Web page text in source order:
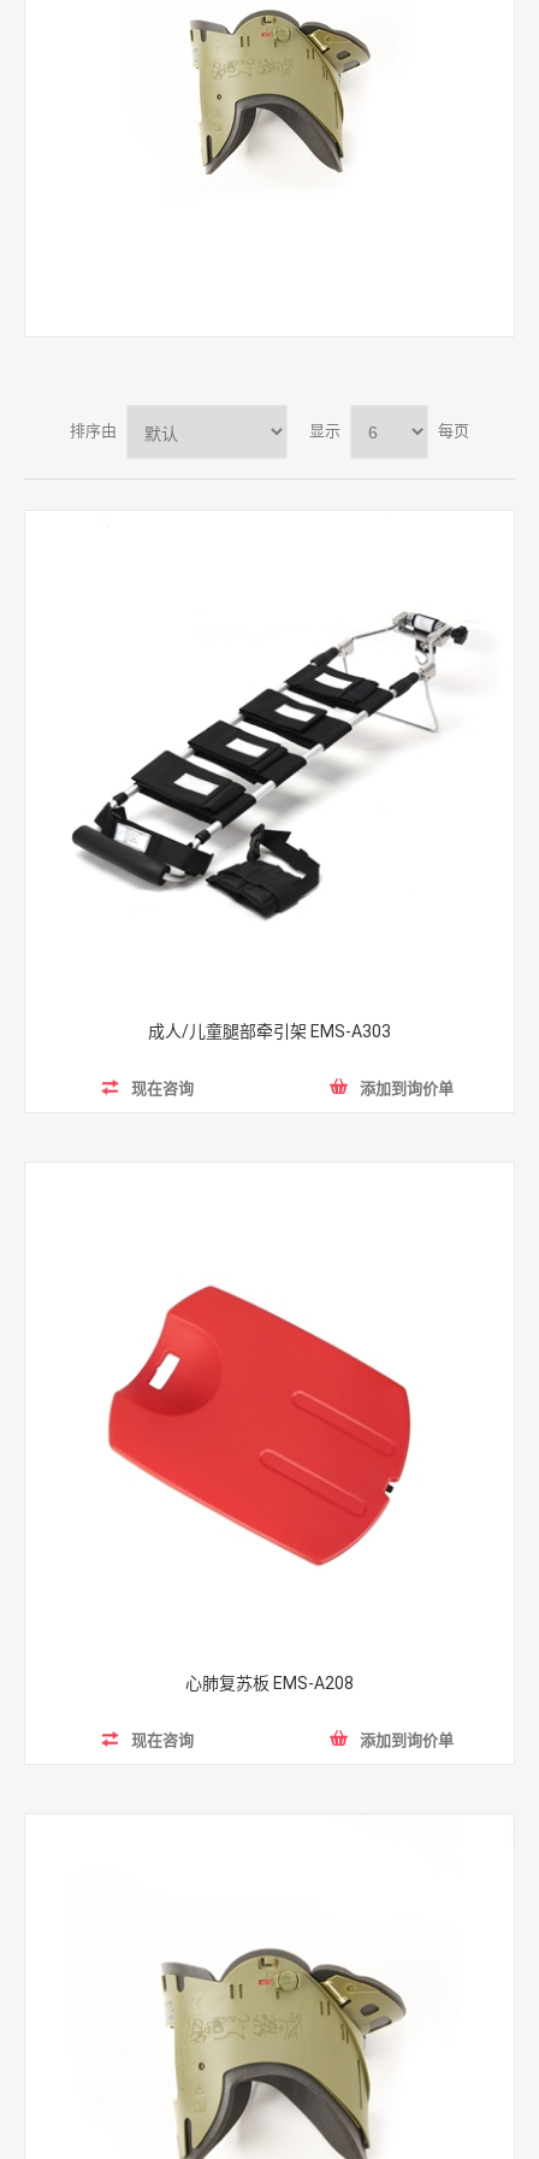
排序由 显示 每页
成人/儿童腿部牵引架 EMS-A303
现在咨询 添加到询价单
心肺复苏板 EMS-A208
现在咨询 添加到询价单